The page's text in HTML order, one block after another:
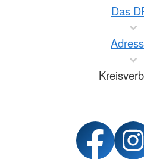
Das